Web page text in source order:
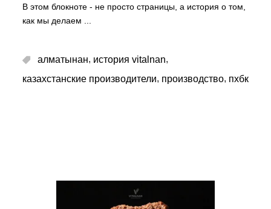
В этом блокноте - не просто страницы, а история о том,
как мы делаем
алматынан, история vitalnan,
казахстанские производители, производство, пхбк